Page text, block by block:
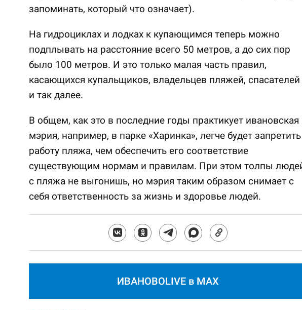
запоминать, который что означает).
На гидроциклах и лодках к купающимся теперь можно
подплывать на расстояние всего 50 метров, а до сих пор
было 100 метров. И это только малая часть правил,
касающихся купальщиков, владельцев пляжей, спасателей
и так далее.
В общем, как это в последние годы практикует ивановская
мэрия, например, в парке «Харинка», легче будет запретить
работу пляжа, чем обеспечить его соответствие
существующим нормам и правилам. При этом толпы
с пляжа не выгонишь, но мэрия таким образом снимает с
себя ответственность за жизнь и здоровье людей.
ИВАНОВОLIVE в MAX